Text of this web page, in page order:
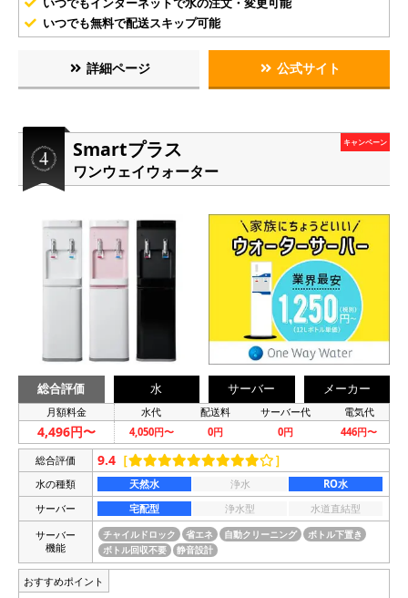
いつでも無料で配送スキップ可能
詳細ページ 公式サイト
Smartプラス
ワンウェイウォーター
キャンペーン
総合評価 水 サーバー メーカー
月額料金 水代 配送料 サーバー代 電気代
4,496円〜 4,050円〜 0円 0円 446円〜
総合評価 9.4 ［ ］
水の種類 天然水 浄水
RO水
サーバー
宅配型 浄水型
水道直結型
サーバー
機能
チャイルドロック 省エネ 自動クリーニング
ボトル下置き
ボトル回収不要
静音設計
おすすめポイント